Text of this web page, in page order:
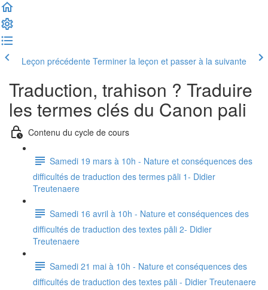
Leçon précédente Terminer la leçon et passer à la suivante
Traduction, trahison ? Traduire
les termes clés du Canon pali
Contenu du cycle de cours
Samedi 19 mars à 10h - Nature et conséquences des
difficultés de traduction des termes pāli 1- Didier
Treutenaere
Samedi 16 avril à 10h - Nature et conséquences des
difficultés de traduction des textes pāli 2- Didier
Treutenaere
Samedi 21 mai à 10h - Nature et conséquences des
difficultés de traduction des textes pāli - Didier Treutenaere